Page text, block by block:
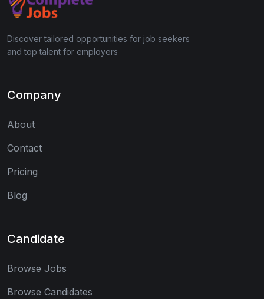
Discover tailored opportunities for job seekers
and top talent for employers
Company
About
Contact
Pricing
Blog
Candidate
Browse Jobs
Browse Candidates